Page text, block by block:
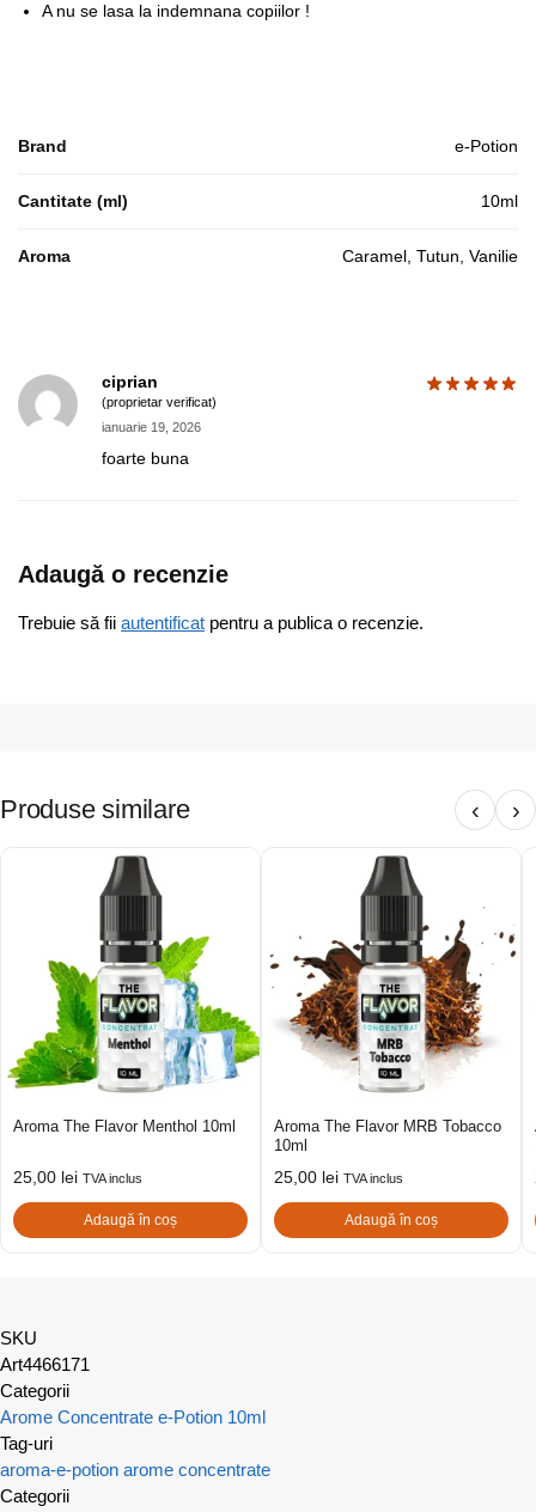
A nu se lasa la indemnana copiilor !
Brand e-Potion
Cantitate (ml) 10ml
Aroma Caramel, Tutun, Vanilie
ciprian
(proprietar verificat)
ianuarie 19, 2026
foarte buna
Adaugă o recenzie
Trebuie să fii autentificat pentru a publica o recenzie.
Produse similare ‹ ›
Aroma The Flavor Menthol 10ml
25,00 lei TVA inclus
Adaugă în coș
Aroma The Flavor MRB Tobacco
10ml
25,00 lei TVA inclus
Adaugă în coș
SKU
Art4466171
Categorii
Arome Concentrate e-Potion 10ml
Tag-uri
aroma-e-potion arome concentrate
Categorii